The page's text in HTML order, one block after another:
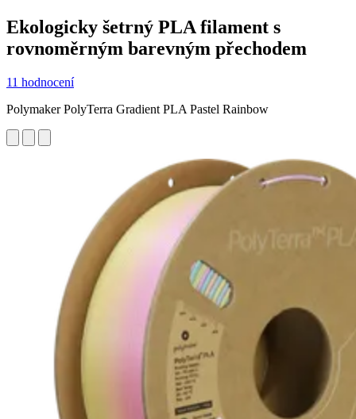
Ekologicky šetrný PLA filament s
rovnoměrným barevným přechodem
11 hodnocení
Polymaker PolyTerra Gradient PLA Pastel Rainbow